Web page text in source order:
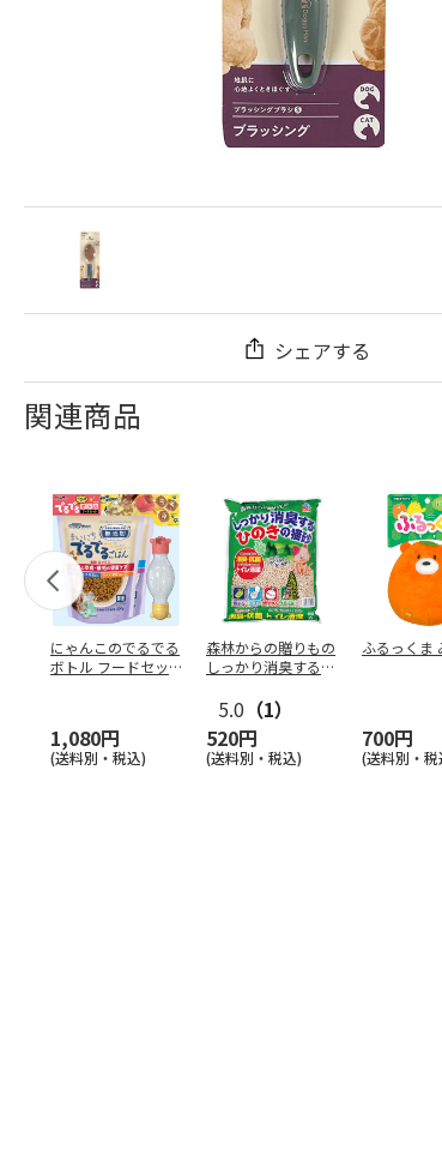
シェアする
関連商品
にゃんこのでるでる
ボトル フードセッ
1,080円
(送料別・税込)
森林からの贈りもの
しっかり消臭するひ
5.0 （1）
520円
(送料別・税込)
ふるっくま
700円
(送料別・税